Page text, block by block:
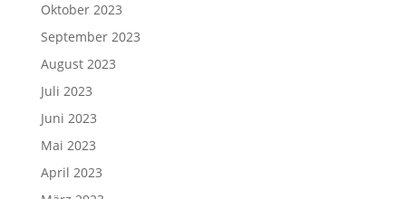
Oktober 2023
September 2023
August 2023
Juli 2023
Juni 2023
Mai 2023
April 2023